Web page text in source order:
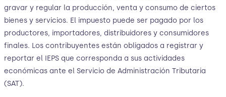
gravar y regular la producción, venta y consumo de ciertos
bienes y servicios. El impuesto puede ser pagado por los
productores, importadores, distribuidores y consumidores
finales. Los contribuyentes están obligados a registrar y
reportar el IEPS que corresponda a sus actividades
económicas ante el Servicio de Administración Tributaria
(SAT).